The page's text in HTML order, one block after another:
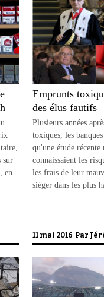
sur
en
Emprunts
des élus fautifs
Plusieurs années
toxiques, les
qu'une étude
connaissaient les
les frais de leur
siéger dans les plus
11 mai 2016 Par